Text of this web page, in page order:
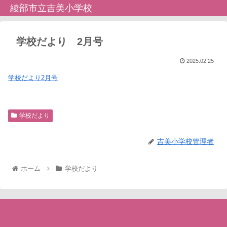
綾部市立吉美小学校
学校だより 2月号
2025.02.25
学校だより2月号
学校だより
吉美小学校管理者
ホーム 学校だより